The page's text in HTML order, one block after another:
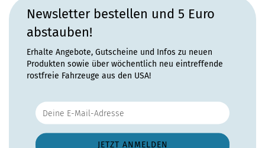
Newsletter bestellen und 5 Euro
abstauben!
Erhalte Angebote, Gutscheine und Infos zu neuen
Produkten sowie über wöchentlich neu eintreffende
rostfreie Fahrzeuge aus den USA!